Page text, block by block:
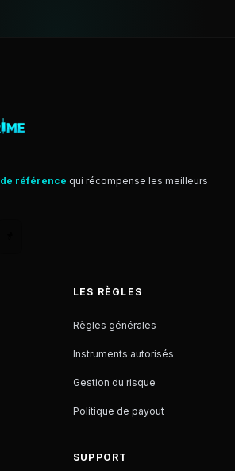
de référence qui récompense les meilleurs
LES RÈGLES
Règles générales
Instruments autorisés
Gestion du risque
Politique de payout
SUPPORT